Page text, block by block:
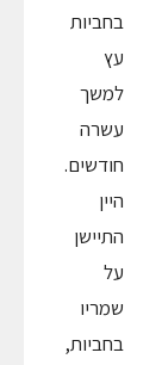
בחביות
עץ
למשך
עשרה
חודשים.
היין
התיישן
על
שמריו
בחביות,